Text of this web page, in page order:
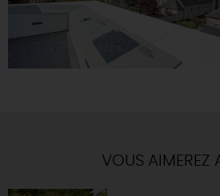
VOUS AIMEREZ